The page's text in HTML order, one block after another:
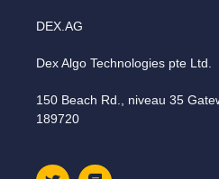
DEX.AG
Dex Algo Technologies pte Ltd.
150 Beach Rd., niveau 35
189720